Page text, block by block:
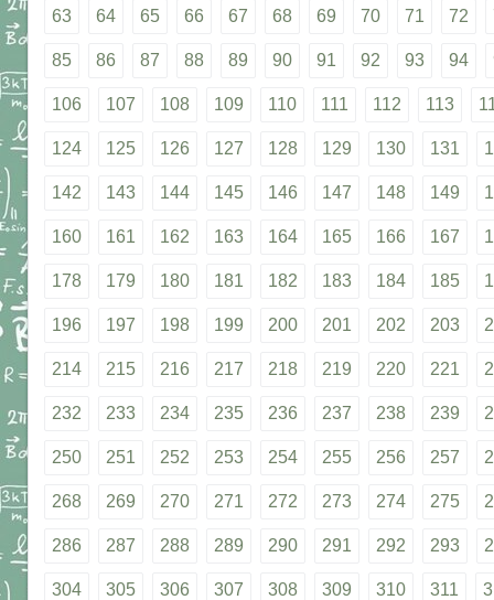
63 64 65 66 67 68 69 70 71 72
85 86 87 88 89 90 91 92 93 94
106 107 108 109 110 111 112 113
124 125 126 127 128 129 130 131
142 143 144 145 146 147 148 149
160 161 162 163 164 165 166 167
178 179 180 181 182 183 184 185
196 197 198 199 200 201 202 203
214 215 216 217 218 219 220 221
232 233 234 235 236 237 238 239
250 251 252 253 254 255 256 257
268 269 270 271 272 273 274 275
286 287 288 289 290 291 292 293
304 305 306 307 308 309 310 311